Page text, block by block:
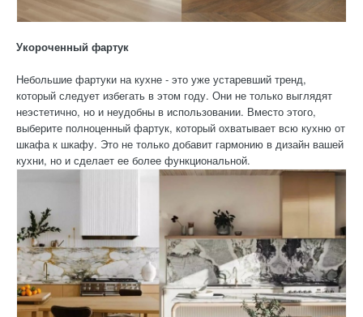
Укороченный фартук
Небольшие фартуки на кухне - это уже устаревший тренд,
который следует избегать в этом году. Они не только выглядят
неэстетично, но и неудобны в использовании. Вместо этого,
выберите полноценный фартук, который охватывает всю кухню от
шкафа к шкафу. Это не только добавит гармонию в дизайн вашей
кухни, но и сделает ее более функциональной.